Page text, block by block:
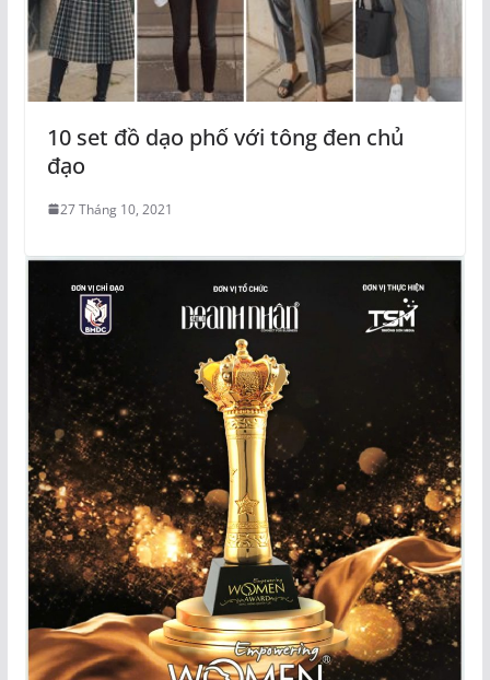
10 set đồ dạo phố với tông đen chủ
đạo
27 Tháng 10, 2021